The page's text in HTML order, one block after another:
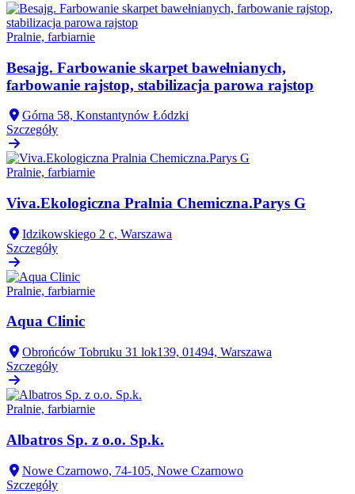
Pralnie, farbiarnie
Besajg. Farbowanie skarpet bawełnianych,
farbowanie rajstop, stabilizacja parowa rajstop
Górna 58, Konstantynów Łódzki
Szczegóły
Pralnie, farbiarnie
Viva.Ekologiczna Pralnia Chemiczna.Parys G
Idzikowskiego 2 c, Warszawa
Szczegóły
Pralnie, farbiarnie
Aqua Clinic
Obrońców Tobruku 31 lok139, 01494, Warszawa
Szczegóły
Pralnie, farbiarnie
Albatros Sp. z o.o. Sp.k.
Nowe Czarnowo, 74-105, Nowe Czarnowo
Szczegóły